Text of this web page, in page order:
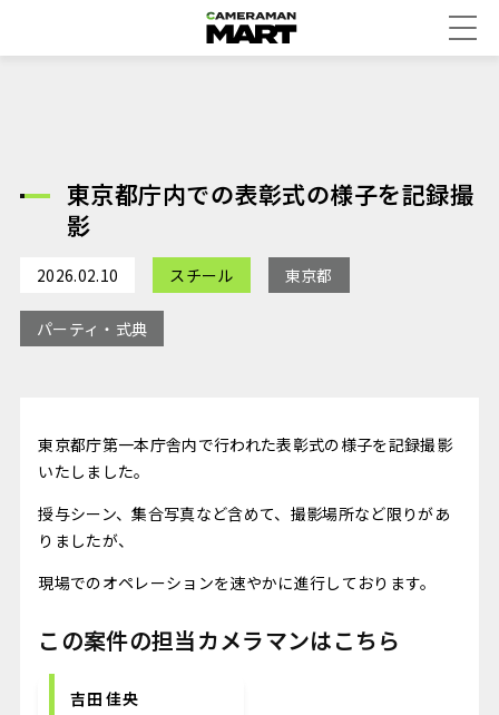
東京都庁内での表彰式の様子を記録撮
影
2026.02.10 スチール 東京都
パーティ・式典
東京都庁第一本庁舎内で行われた表彰式の様子を記録撮影
いたしました。
授与シーン、集合写真など含めて、撮影場所など限りがあ
りましたが、
現場でのオペレーションを速やかに進行しております。
この案件の担当カメラマンはこちら
吉田 佳央